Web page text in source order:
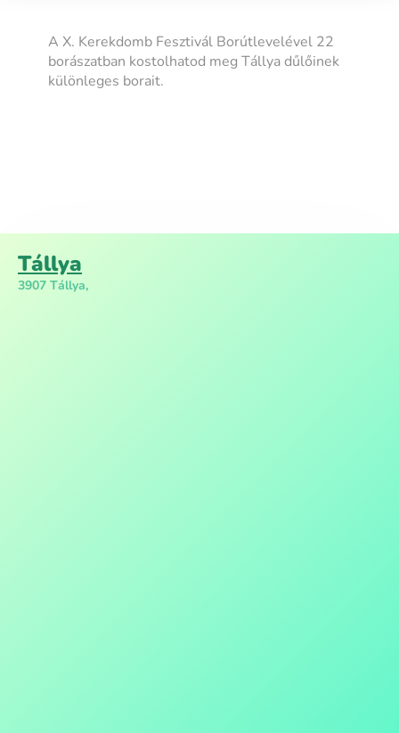
A X. Kerekdomb Fesztivál Borútlevelével 22
borászatban kostolhatod meg Tállya dűlőinek
különleges borait.
Tállya
3907 Tállya,